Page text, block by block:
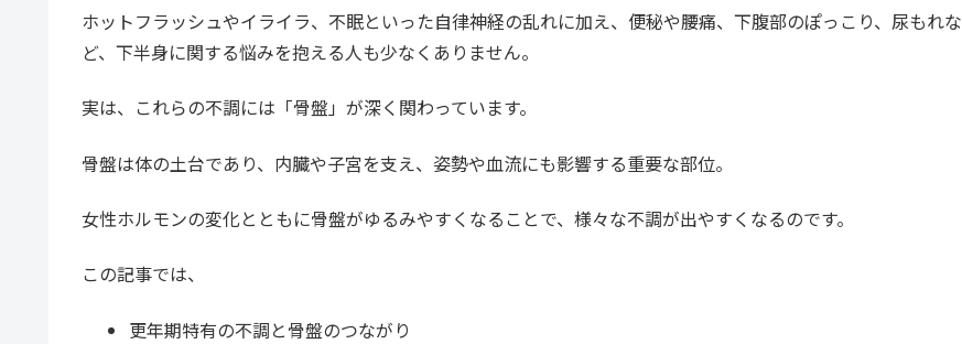
ホットフラッシュやイライラ、不眠といった自律神経の乱れに加え、便秘や腰痛、下腹部のぽっこり、尿もれな
ど、下半身に関する悩みを抱える人も少なくありません。
実は、これらの不調には「骨盤」が深く関わっています。
骨盤は体の土台であり、内臓や子宮を支え、姿勢や血流にも影響する重要な部位。
女性ホルモンの変化とともに骨盤がゆるみやすくなることで、様々な不調が出やすくなるのです。
この記事では、
更年期特有の不調と骨盤のつながり